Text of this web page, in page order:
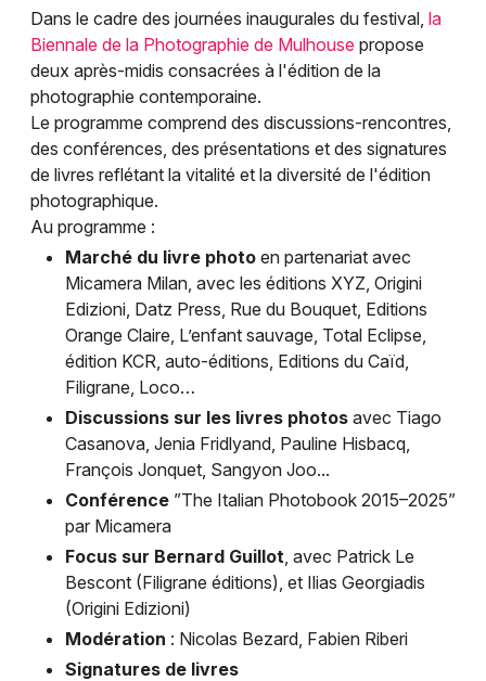
Sorties famille
Expos
Sorties & loisirs
Manifestations dans le Haut-Rhin
Manifestations en Alsace
Manifestations dans le Grand Est
Jeux concours
Newsletter des sorties
Artistes en tournée
Actus à Mulhouse
Magazine à Mulhouse
Actus tourisme & loisirs
Toutes les villes
Dans le cadre des journées inaugurales du festival, la
Biennale de la Photographie de Mulhouse propose
deux après-midis consacrées à l'édition de la
photographie contemporaine.
Le programme comprend des discussions-rencontres,
des conférences, des présentations et des signatures
de livres reflétant la vitalité et la diversité de l'édition
photographique.
Au programme :
Marché du livre photo en partenariat avec
Micamera Milan, avec les éditions XYZ, Origini
Edizioni, Datz Press, Rue du Bouquet, Editions
Orange Claire, L’enfant sauvage, Total Eclipse,
édition KCR, auto-éditions, Editions du Caïd,
Filigrane, Loco…
Discussions sur les livres photos avec Tiago
Casanova, Jenia Fridlyand, Pauline Hisbacq,
François Jonquet, Sangyon Joo...
Conférence ”The Italian Photobook 2015–2025”
par Micamera
Focus sur Bernard Guillot, avec Patrick Le
Bescont (Filigrane éditions), et Ilias Georgiadis
(Origini Edizioni)
Modération : Nicolas Bezard, Fabien Riberi
Signatures de livres